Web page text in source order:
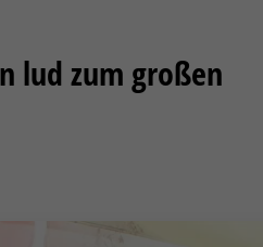
lud zum großen